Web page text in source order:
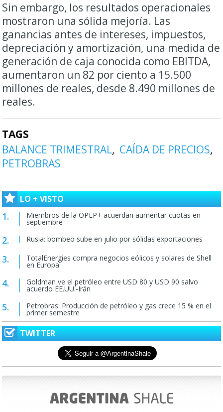
Sin embargo, los resultados operacionales
mostraron una sólida mejoría. Las
ganancias antes de intereses, impuestos,
depreciación y amortización, una medida de
generación de caja conocida como EBITDA,
aumentaron un 82 por ciento a 15.500
millones de reales, desde 8.490 millones de
reales.
TAGS
BALANCE TRIMESTRAL CAÍDA DE PRECIOS
PETROBRAS
LO + VISTO
Miembros de la OPEP+ acuerdan aumentar cuotas en
septiembre
Rusia: bombeo sube en julio por sólidas exportaciones
TotalEnergies compra negocios eólicos y solares de Shell
en Europa
Goldman ve el petróleo entre USD 80 y USD 90 salvo
acuerdo EE.UU.-Irán
Petrobras: Producción de petróleo y gas crece 15 % en el
primer semestre
TWITTER